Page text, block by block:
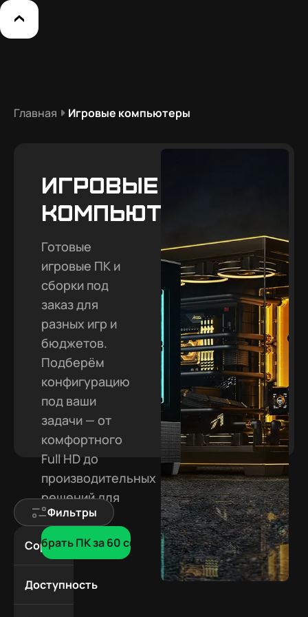
Главная Игровые компьютеры
Игровые
компьютеры
Готовые
игровые ПК и
сборки под
заказ для
разных игр и
бюджетов.
Подберём
конфигурацию
под ваши
задачи — от
комфортного
Full HD до
производительных
решений для
2K и 4K.
Подобрать ПК за 60 сек
Фильтры
Сортировка
По
Дешевле
Доступность